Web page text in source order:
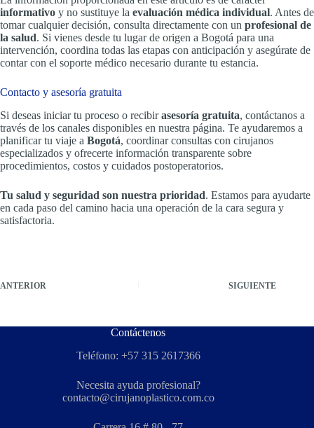
informativo y no sustituye la evaluación médica individual. Antes de
tomar cualquier decisión, consulta directamente con un profesional de
la salud. Si vienes desde tu lugar de origen a Bogotá para una
intervención, coordina todas las etapas con anticipación y asegúrate de
contar con el soporte médico necesario durante tu estancia.
Contacto y asesoría gratuita
Si deseas iniciar tu proceso o recibirasesoría gratuita, contáctanos a
través de los canales disponibles en nuestra página. Te ayudaremos a
planificar tu viaje a Bogotá, coordinar consultas con cirujanos
especializados y ofrecerte información transparente sobre
procedimientos, costos y cuidados postoperatorios.
Tu salud y seguridad son nuestra prioridad. Estamos para ayudarte
en cada paso del camino hacia una operación de la cara segura y
satisfactoria.
ANTERIOR SIGUIENTE
Contáctenos
Teléfono: +57 315 2617366
Necesita ayuda profesional?
contacto@cirujanoplastico.com.co